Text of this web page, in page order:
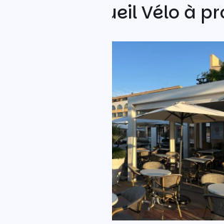
Autres Accueil Vélo à